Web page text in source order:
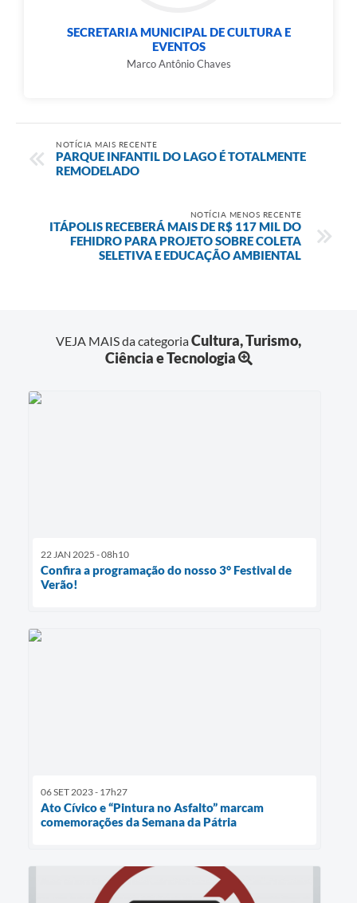
SECRETARIA MUNICIPAL DE CULTURA E
EVENTOS
Marco Antônio Chaves
NOTÍCIA MAIS RECENTE
PARQUE INFANTIL DO LAGO É TOTALMENTE
REMODELADO
NOTÍCIA MENOS RECENTE
ITÁPOLIS RECEBERÁ MAIS DE R$ 117 MIL DO
FEHIDRO PARA PROJETO SOBRE COLETA
SELETIVA E EDUCAÇÃO AMBIENTAL
VEJA MAIS da categoriaCultura, Turismo,
Ciência e Tecnologia
22 JAN 2025 - 08h10
Confira a programação do nosso 3° Festival de
Verão!
06 SET 2023 - 17h27
Ato Cívico e “Pintura no Asfalto” marcam
comemorações da Semana da Pátria